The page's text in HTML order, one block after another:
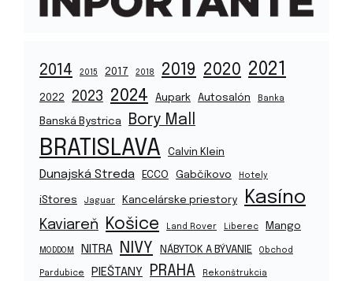
2014 2015 2017 2018 2019 2020 2021
2022 2023 2024 Aupark Autosalón Banka
Banská Bystrica Bory Mall
BRATISLAVA Calvin Klein
Dunajská Streda ECCO Gabčíkovo Hotely
iStores Jaguar Kancelárske priestory Kasíno
Kaviareň Košice Land Rover Liberec Mango
MODDOM NITRA NIVY NÁBYTOK A BÝVANIE Obchod
Pardubice PIEŠTANY PRAHA Rekonštrukcia